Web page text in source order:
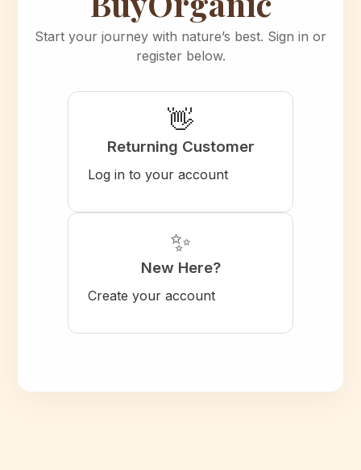
Start your journey with nature’s best. Sign in or
register below.
👋
Returning Customer
Log in to your account
✨
New Here?
Create your account